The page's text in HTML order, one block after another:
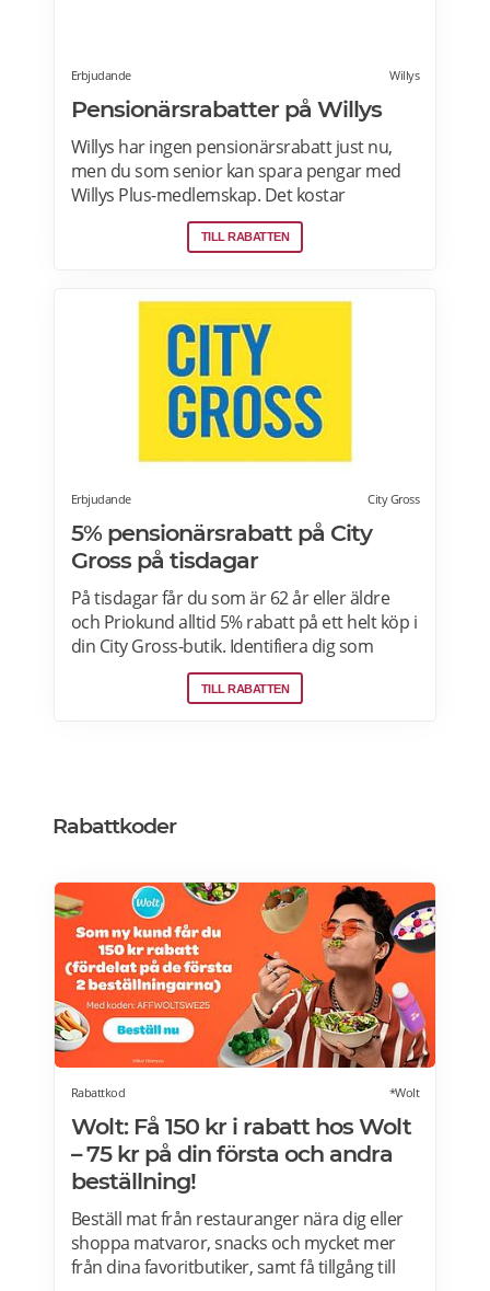
Erbjudande Willys
Pensionärsrabatter på Willys
Willys har ingen pensionärsrabatt just nu,
men du som senior kan spara pengar med
Willys Plus-medlemskap. Det kostar
ingenting att bli Willys Plus-kund. Med Willys
Plus får du fler och bättre erbjudanden med
TILL RABATTEN
Erbjudande City Gross
5% pensionärsrabatt på City
Gross på tisdagar
På tisdagar får du som är 62 år eller äldre
och Priokund alltid 5% rabatt på ett helt köp i
din City Gross-butik. Identifiera dig som
Priokund och säg bara till i kassan i butiken
så löser vi in rabatten. Gäller ej citygross.se,
pant. Läs mer om pensionärsrabatter på City
Gross här.
TILL RABATTEN
Rabattkoder
Rabattkod *Wolt
Wolt: Få 150 kr i rabatt hos Wolt
– 75 kr på din första och andra
beställning!
Beställ mat från restauranger nära dig eller
shoppa matvaror, snacks och mycket mer
från dina favoritbutiker, samt få tillgång till